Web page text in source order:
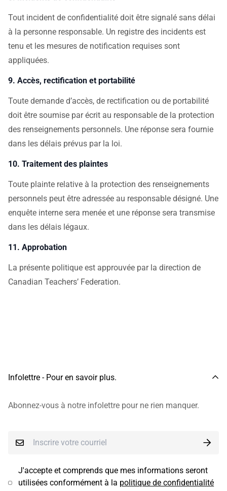
Tout incident de confidentialité doit être signalé sans délai
à la personne responsable. Un registre des incidents est
tenu et les mesures de notification requises sont
appliquées.
9. Accès, rectification et portabilité
Toute demande d’accès, de rectification ou de portabilité
doit être soumise par écrit au responsable de la protection
des renseignements personnels. Une réponse sera fournie
dans les délais prévus par la loi.
10. Traitement des plaintes
Toute plainte relative à la protection des renseignements
personnels peut être adressée au responsable désigné. Une
enquête interne sera menée et une réponse sera transmise
dans les délais légaux.
11. Approbation
La présente politique est approuvée par la direction de
Canadian Teachers’ Federation.
Infolettre - Pour en savoir plus.
Abonnez-vous à notre infolettre pour ne rien manquer.
J'accepte et comprends que mes informations seront
utilisées conformément à la politique de confidentialité